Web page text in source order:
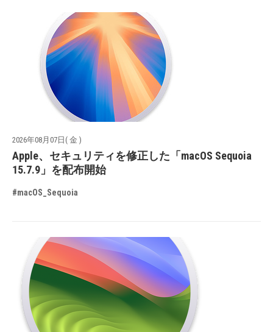
2026年08月07日( 金 )
Apple、セキュリティを修正した「macOS Sequoia
15.7.9」を配布開始
#macOS_Sequoia